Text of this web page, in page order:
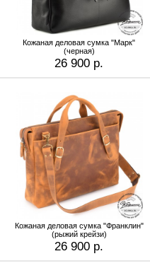
Кожаная деловая сумка "Марк"
(черная)
26 900 р.
Кожаная деловая сумка "Франклин"
(рыжий крейзи)
26 900 р.